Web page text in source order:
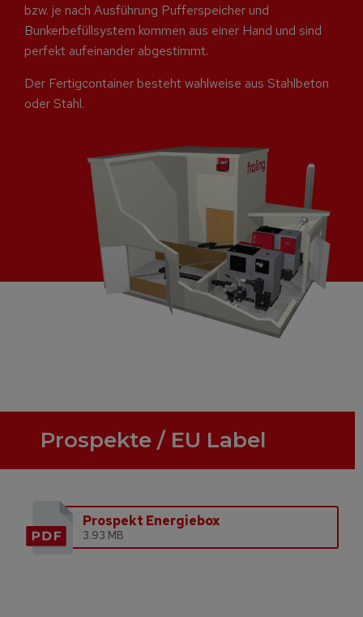
bzw. je nach Ausführung Pufferspeicher und
Bunkerbefüllsystem kommen aus einer Hand und sind
perfekt aufeinander abgestimmt.
Der Fertigcontainer besteht wahlweise aus Stahlbeton
oder Stahl.
Prospekte / EU Label
Prospekt Energiebox
3.93 MB